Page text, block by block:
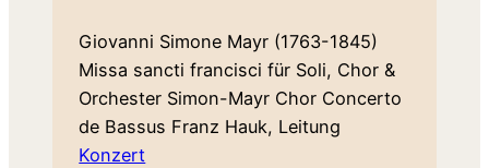
Giovanni Simone Mayr (1763-1845)
Missa sancti francisci für Soli, Chor &
Orchester Simon-Mayr Chor Concerto
de Bassus Franz Hauk, Leitung
Konzert